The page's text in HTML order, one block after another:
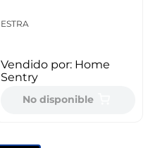
ESTRA
Vendido por: Home
Sentry
No disponible